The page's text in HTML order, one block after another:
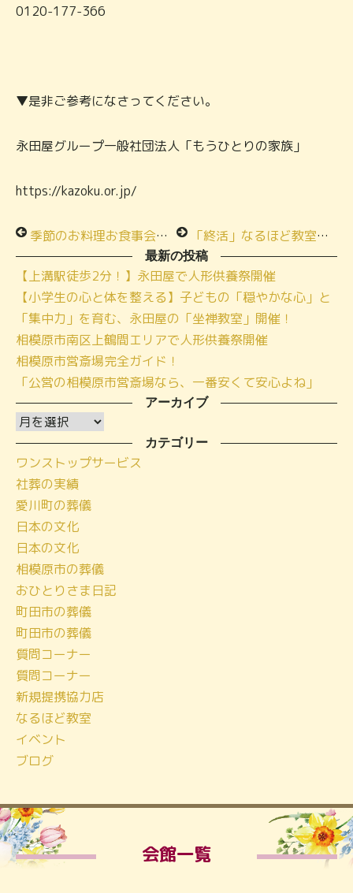
0120-177-366
▼是非ご参考になさってください。
永田屋グループ一般社団法人「もうひとりの家族」
https://kazoku.or.jp/
季節のお料理お食事会＠メモリアルハウス小田急相模原 「終活」なるほど教室★季節のお料理お食事会★小さな家族葬ハウス®町田木曽
最新の投稿
【上溝駅徒歩2分！】永田屋で人形供養祭開催
【小学生の心と体を整える】子どもの「穏やかな心」と
「集中力」を育む、永田屋の「坐禅教室」開催！
相模原市南区上鶴間エリアで人形供養祭開催
相模原市営斎場完全ガイド！
「公営の相模原市営斎場なら、一番安くて安心よね」
アーカイブ
ア
ー
カ
イ
ブ
カテゴリー
ワンストップサービス
社葬の実績
愛川町の葬儀
日本の文化
日本の文化
相模原市の葬儀
おひとりさま日記
町田市の葬儀
町田市の葬儀
質問コーナー
質問コーナー
新規提携協力店
なるほど教室
イベント
ブログ
会館一覧